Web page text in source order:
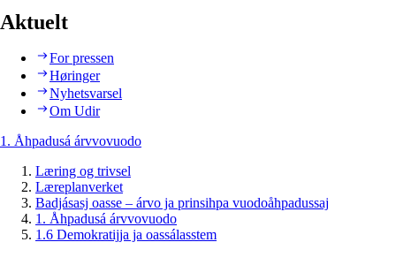
Aktuelt
For pressen
Høringer
Nyhetsvarsel
Om Udir
1. Åhpadusá árvvovuodo
Læring og trivsel
Læreplanverket
Badjásasj oasse – árvo ja prinsihpa vuodoåhpadussaj
1. Åhpadusá árvvovuodo
1.6 Demokratijja ja oassálasstem